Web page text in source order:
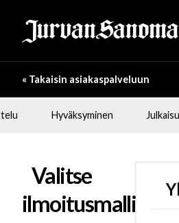
« Takaisin asiakaspalveluun
Hyväksyminen
Valitse
ilmoitusmalli